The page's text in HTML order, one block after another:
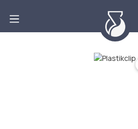
Bildergalerie überspringen